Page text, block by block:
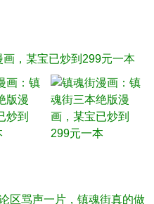
，某宝已炒到299元一本
区骂声一片，镇魂街真的做